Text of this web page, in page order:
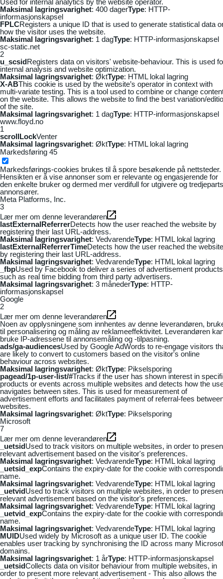
Maksimal lagringsvarighet: 400 dagerType: HTTP-
informasjonskapsel
FPLCRegisters a unique ID that is used to generate statistical data
how the visitor uses the website.
Maksimal lagringsvarighet: 1 dagType: HTTP-informasjonskapsel
sc-static.net
2
u_scsidRegisters data on visitors' website-behaviour. This is used
internal analysis and website optimization.
Maksimal lagringsvarighet: ØktType: HTML lokal lagring
X-ABThis cookie is used by the website’s operator in context with
multi-variate testing. This is a tool used to combine or change
on the website. This allows the website to find the best variation/
of the site.
Maksimal lagringsvarighet: 1 dagType: HTTP-informasjonskapsel
www.floyd.no
1
scrollLockVenter
Maksimal lagringsvarighet: ØktType: HTML lokal lagring
Markedsføring 45
Markedsførings-cookies brukes til å spore besøkende på nettsteder.
Hensikten er å vise annonser som er relevante og engasjerende for
den enkelte bruker og dermed mer verdifull for utgivere og tredjeparts
annonsører.
Meta Platforms, Inc.
3
Lær mer om denne leverandøren
lastExternalReferrerDetects how the user reached the website by
registering their last URL-address.
Maksimal lagringsvarighet: VedvarendeType: HTML lokal lagring
lastExternalReferrerTimeDetects how the user reached the website
by registering their last URL-address.
Maksimal lagringsvarighet: VedvarendeType: HTML lokal lagring
_fbpUsed by Facebook to deliver a series of advertisement products
such as real time bidding from third party advertisers.
Maksimal lagringsvarighet: 3 månederType: HTTP-
informasjonskapsel
Google
2
Lær mer om denne leverandøren
Noen av opplysningene som innhentes av denne leverandøren,
til personalisering og måling av reklameeffektivitet. Leverandøren
bruke IP-adressene til annonsemåling og -tilpasning.
ads/ga-audiencesUsed by Google AdWords to re-engage visitors
are likely to convert to customers based on the visitor's online
behaviour across websites.
Maksimal lagringsvarighet: ØktType: Pikselsporing
pagead/1p-user-list/#Tracks if the user has shown interest in
products or events across multiple websites and detects how the
navigates between sites. This is used for measurement of
advertisement efforts and facilitates payment of referral-fees
websites.
Maksimal lagringsvarighet: ØktType: Pikselsporing
Microsoft
7
Lær mer om denne leverandøren
_uetsidUsed to track visitors on multiple websites, in order to
relevant advertisement based on the visitor's preferences.
Maksimal lagringsvarighet: VedvarendeType: HTML lokal lagring
_uetsid_expContains the expiry-date for the cookie with
name.
Maksimal lagringsvarighet: VedvarendeType: HTML lokal lagring
_uetvidUsed to track visitors on multiple websites, in order to
relevant advertisement based on the visitor's preferences.
Maksimal lagringsvarighet: VedvarendeType: HTML lokal lagring
_uetvid_expContains the expiry-date for the cookie with
name.
Maksimal lagringsvarighet: VedvarendeType: HTML lokal lagring
MUIDUsed widely by Microsoft as a unique user ID. The cookie
enables user tracking by synchronising the ID across many
domains.
Maksimal lagringsvarighet: 1 årType: HTTP-informasjonskapsel
_uetsidCollects data on visitor behaviour from multiple websites, in
order to present more relevant advertisement - This also allows the